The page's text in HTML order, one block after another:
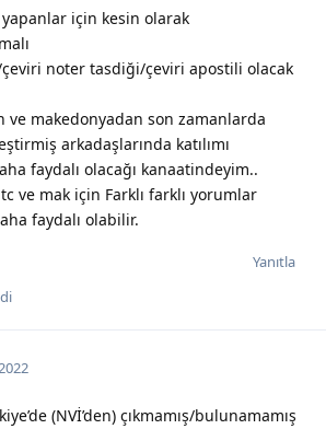
için kesin olarak
noter tasdiği/çeviri apostili olacak
ve makedonyadan son zamanlarda
arkadaşlarında katılımı
faydalı olacağı kanaatindeyim..
ve mak için Farklı farklı yorumlar
faydalı olabilir.
Yanıtla
(NVİ’den) çıkmamış/bulunamamış